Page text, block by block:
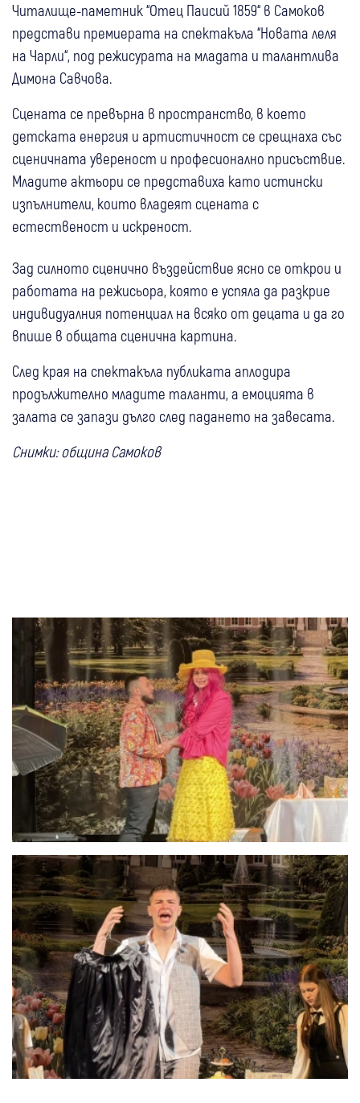
Читалище-паметник “Отец Паисий 1859“ в Самоков
представи премиерата на спектакъла “Новата леля
на Чарли“, под режисурата на младата и талантлива
Димона Савчова.
Сцената се превърна в пространство, в което
детската енергия и артистичност се срещнаха със
сценичната увереност и професионално присъствие.
Младите актьори се представиха като истински
изпълнители, които владеят сцената с
естественост и искреност.
Зад силното сценично въздействие ясно се открои и
работата на режисьора, която е успяла да разкрие
индивидуалния потенциал на всяко от децата и да го
впише в общата сценична картина.
След края на спектакъла публиката аплодира
продължително младите таланти, а емоцията в
залата се запази дълго след падането на завесата.
Снимки: община Самоков